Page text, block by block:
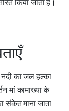
किया जाता है।
का जल हल्का
मां कामाख्या के
संकेत माना जाता